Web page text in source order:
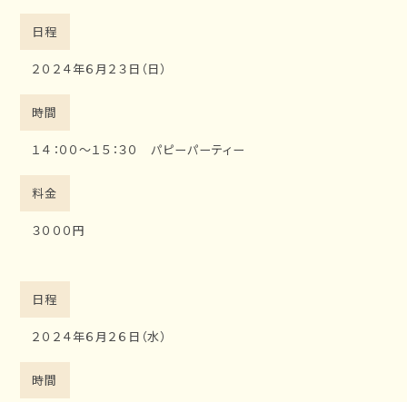
日程
２０２４年６月２３日（日）
時間
１４：００～１５：３０ パピーパーティー
料金
３０００円
日程
２０２４年６月２６日（水）
時間